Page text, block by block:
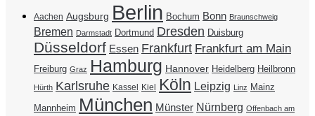
Aachen Augsburg Berlin Bochum Bonn Braunschweig
Bremen Darmstadt Dortmund Dresden Duisburg
Düsseldorf Essen Frankfurt Frankfurt am Main
Freiburg Graz Hamburg Hannover Heidelberg Heilbronn
Hürth Karlsruhe Kassel Kiel Köln Leipzig Linz Mainz
Mannheim München Münster Nürnberg Offenbach am